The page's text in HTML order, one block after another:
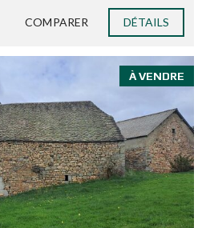
COMPARER DÉTAILS
À VENDRE